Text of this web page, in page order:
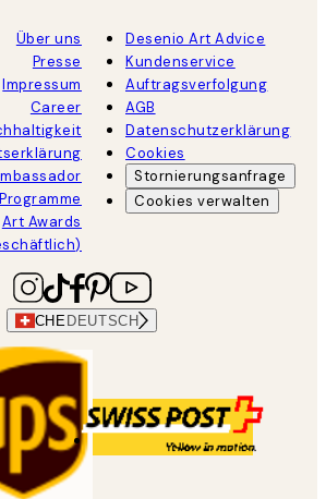
Über uns
Presse
Impressum
Career
Programme
Art Awards
Desenio Art Advice
Kundenservice
Auftragsverfolgung
AGB
Datenschutzerklärung
Cookies
Stornierungsanfrage
Cookies verwalten
CHE DEUTSCH